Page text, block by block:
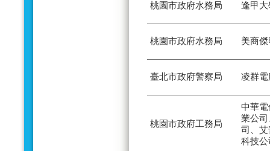
桃園市政府水務局 逢甲大
桃園市政府水務局 美商
臺北市政府警察局 凌群
桃園市政府工務局
中華
業公
司、艾
科技